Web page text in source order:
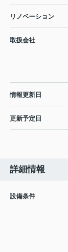
リノベーション
取扱会社
情報更新日
更新予定日
詳細情報
設備条件